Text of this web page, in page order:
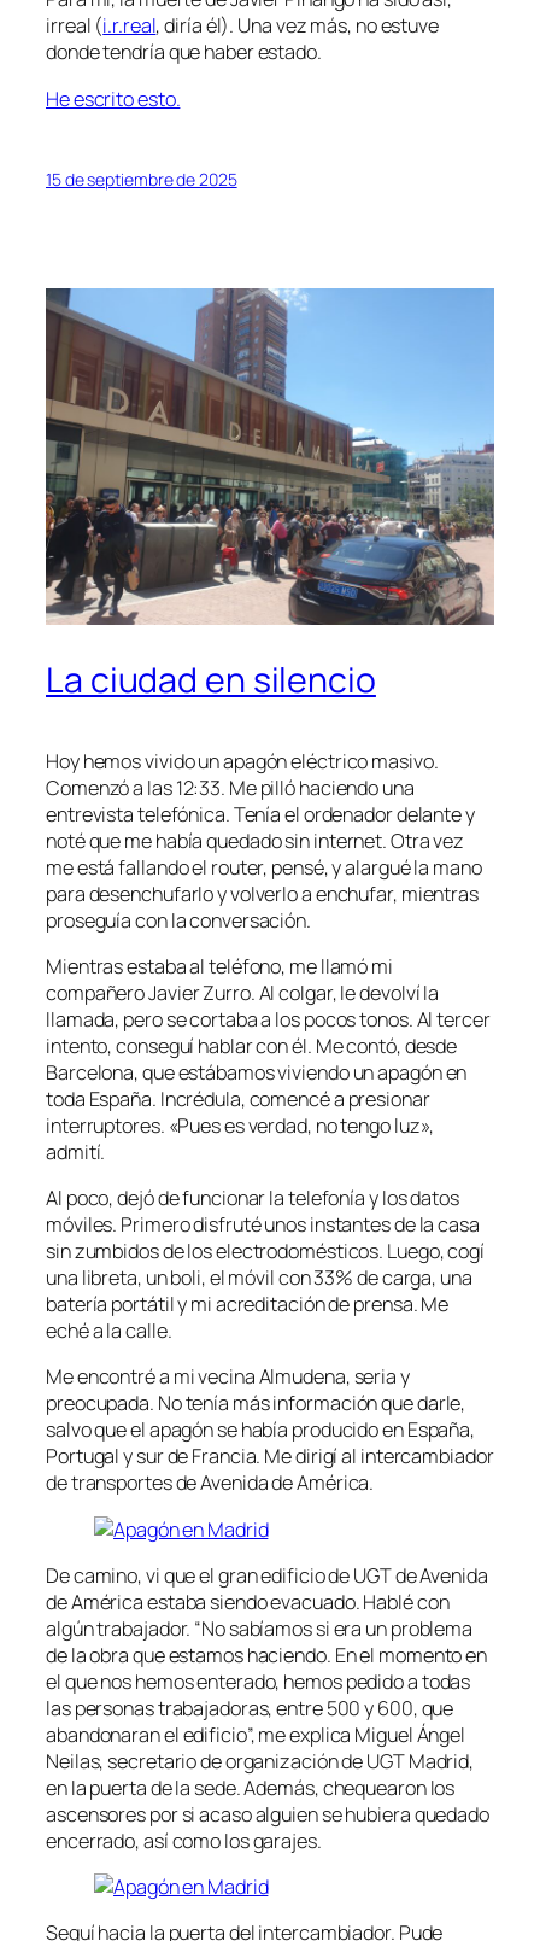
irreal (i.r.real, diría él). Una vez más, no estuve
donde tendría que haber estado.
He escrito esto.
15 de septiembre de 2025
La ciudad en silencio
Hoy hemos vivido un apagón eléctrico masivo.
Comenzó a las 12:33. Me pilló haciendo una
entrevista telefónica. Tenía el ordenador delante y
noté que me había quedado sin internet. Otra vez
me está fallando el router, pensé, y alargué la mano
para desenchufarlo y volverlo a enchufar, mientras
proseguía con la conversación.
Mientras estaba al teléfono, me llamó mi
compañero Javier Zurro. Al colgar, le devolví la
llamada, pero se cortaba a los pocos tonos. Al tercer
intento, conseguí hablar con él. Me contó, desde
Barcelona, que estábamos viviendo un apagón en
toda España. Incrédula, comencé a presionar
interruptores. «Pues es verdad, no tengo luz»,
admití.
Al poco, dejó de funcionar la telefonía y los datos
móviles. Primero disfruté unos instantes de la casa
sin zumbidos de los electrodomésticos. Luego, cogí
una libreta, un boli, el móvil con 33% de carga, una
batería portátil y mi acreditación de prensa. Me
eché a la calle.
Me encontré a mi vecina Almudena, seria y
preocupada. No tenía más información que darle,
salvo que el apagón se había producido en España,
Portugal y sur de Francia. Me dirigí al intercambiador
de transportes de Avenida de América.
De camino, vi que el gran edificio de UGT de Avenida
de América estaba siendo evacuado. Hablé con
algún trabajador. “No sabíamos si era un problema
de la obra que estamos haciendo. En el momento en
el que nos hemos enterado, hemos pedido a todas
las personas trabajadoras, entre 500 y 600, que
abandonaran el edificio”, me explica Miguel Ángel
Neilas, secretario de organización de UGT Madrid,
en la puerta de la sede. Además, chequearon los
ascensores por si acaso alguien se hubiera quedado
encerrado, así como los garajes.
Seguí hacia la puerta del intercambiador. Pude